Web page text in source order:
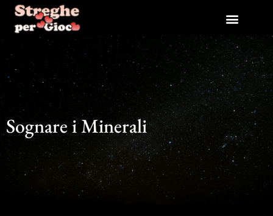
contenuto
Sognare i Minerali